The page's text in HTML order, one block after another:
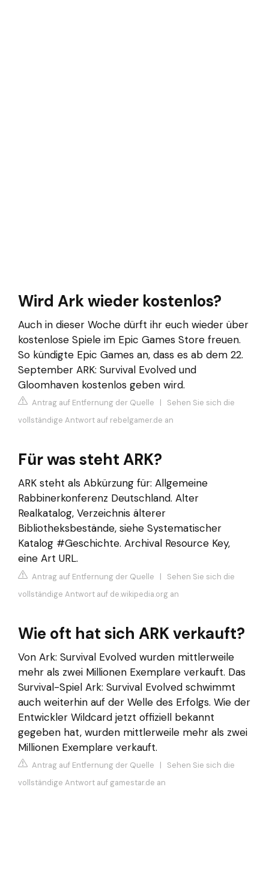
Wird Ark wieder kostenlos?
Auch in dieser Woche dürft ihr euch wieder über
kostenlose Spiele im Epic Games Store freuen.
So kündigte Epic Games an, dass es ab dem 22.
September ARK: Survival Evolved und
Gloomhaven kostenlos geben wird.
Antrag auf Entfernung der Quelle | Sehen Sie sich die
vollständige Antwort auf rebelgamer.de an
Für was steht ARK?
ARK steht als Abkürzung für: Allgemeine
Rabbinerkonferenz Deutschland. Alter
Realkatalog, Verzeichnis älterer
Bibliotheksbestände, siehe Systematischer
Katalog #Geschichte. Archival Resource Key,
eine Art URL.
Antrag auf Entfernung der Quelle | Sehen Sie sich die
vollständige Antwort auf de.wikipedia.org an
Wie oft hat sich ARK verkauft?
Von Ark: Survival Evolved wurden mittlerweile
mehr als zwei Millionen Exemplare verkauft. Das
Survival-Spiel Ark: Survival Evolved schwimmt
auch weiterhin auf der Welle des Erfolgs. Wie der
Entwickler Wildcard jetzt offiziell bekannt
gegeben hat, wurden mittlerweile mehr als zwei
Millionen Exemplare verkauft.
Antrag auf Entfernung der Quelle | Sehen Sie sich die
vollständige Antwort auf gamestar.de an